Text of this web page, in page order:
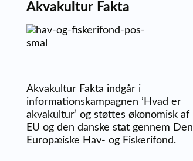
Akvakultur Fakta
Akvakultur Fakta indgår i
informationskampagnen ’Hvad er
akvakultur’ og støttes økonomisk af
EU og den danske stat gennem Den
Europæiske Hav- og Fiskerifond.